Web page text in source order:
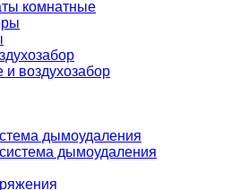
комнатные
воздухозабор
дымоудаления
дымоудаления